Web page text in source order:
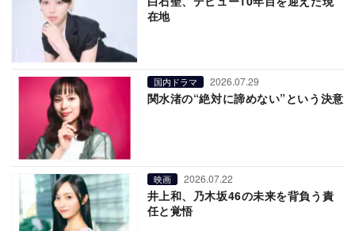
在地
国内ドラマ 2026.07.29
関水渚の“絶対に諦めない”という決意
映画 2026.07.22
井上和、乃木坂46の未来を背負う責
任と覚悟